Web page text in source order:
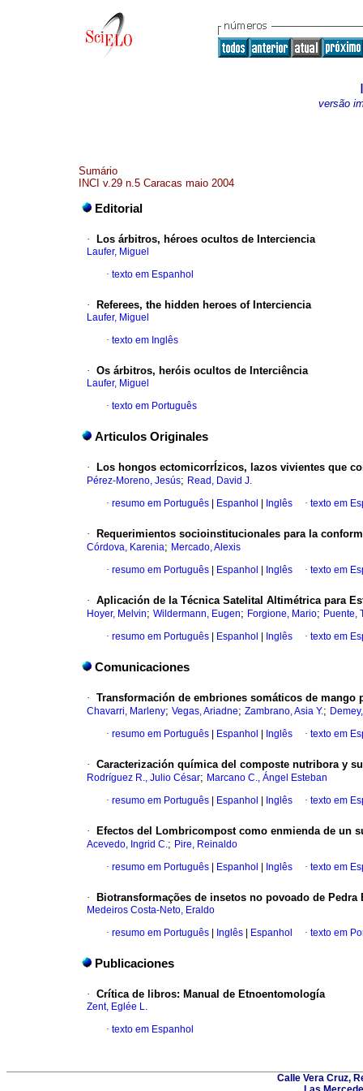
versão
Sumário
INCI v.29 n.5 Caracas maio 2004
Editorial
· Los árbitros, héroes ocultos de Interciencia
Laufer, Miguel
· texto em Espanhol
· Referees, the hidden heroes of Interciencia
Laufer, Miguel
· texto em Inglês
· Os árbitros, heróis ocultos de Interciência
Laufer, Miguel
· texto em Português
Articulos Originales
· Los hongos ectomicorrÍzicos, lazos vivientes que
Pérez-Moreno, Jesús; Read, David J.
· resumo em Português Espanhol Inglês · texto em
· Requerimientos socioinstitucionales para la
Córdova, Karenia; Mercado, Alexis
· resumo em Português Espanhol Inglês · texto em
· Aplicación de la Técnica Satelital Altimétrica para
Hoyer, Melvin; Wildermann, Eugen; Forgione, Mario; Puente,
· resumo em Português Espanhol Inglês · texto em
Comunicaciones
· Transformación de embriones somáticos de mango
Chavarri, Marleny; Vegas, Ariadne; Zambrano, Asia Y.;
· resumo em Português Espanhol Inglês · texto em
· Caracterización química del composte nutribora y
Rodríguez R., Julio César; Marcano C., Ángel Esteban
· resumo em Português Espanhol Inglês · texto em
· Efectos del Lombricompost como enmienda de un
Acevedo, Ingrid C.; Pire, Reinaldo
· resumo em Português Espanhol Inglês · texto em
· Biotransformações de insetos no povoado de
Medeiros Costa-Neto, Eraldo
· resumo em Português Inglês Espanhol · texto em
Publicaciones
· Crítica de libros: Manual de Etnoentomología
Zent, Eglée L.
· texto em Espanhol
Calle Vera Cruz,